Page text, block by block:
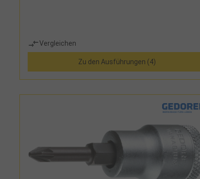
Vergleichen
Zu den Ausführungen (4)